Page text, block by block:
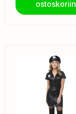
ostoskoriin